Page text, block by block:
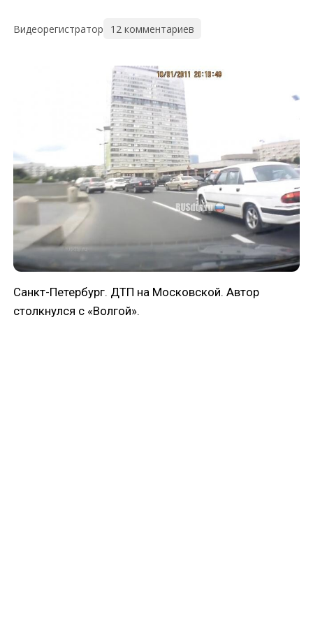
Видеорегистратор 12 комментариев
Санкт-Петербург. ДТП на Московской. Автор
столкнулся с «Волгой».